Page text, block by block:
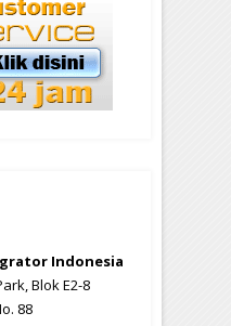
Indonesia
Blok E2-8
88